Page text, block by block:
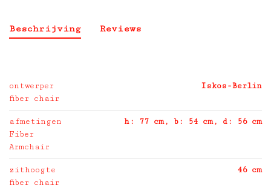
Beschrijving Reviews
ontwerper
fiber chair
Iskos-Berlin
afmetingen
Fiber
Armchair
h: 77 cm, b: 54 cm, d: 56 cm
zithoogte
fiber chair
46 cm